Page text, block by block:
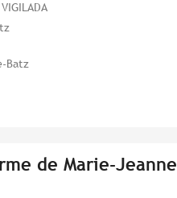
VIGILADA
Batz
de Marie-Jeanne